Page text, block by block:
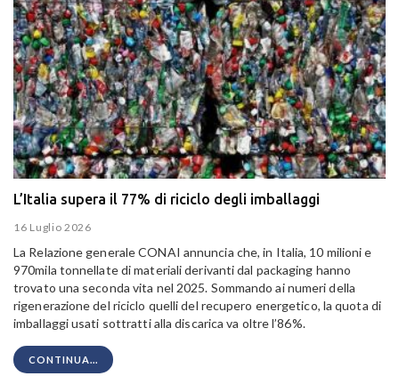
L’Italia supera il 77% di riciclo degli imballaggi
16 Luglio 2026
La Relazione generale CONAI annuncia che, in Italia, 10 milioni e
970mila tonnellate di materiali derivanti dal packaging hanno
trovato una seconda vita nel 2025. Sommando ai numeri della
rigenerazione del riciclo quelli del recupero energetico, la quota di
imballaggi usati sottratti alla discarica va oltre l’86%.
CONTINUA...